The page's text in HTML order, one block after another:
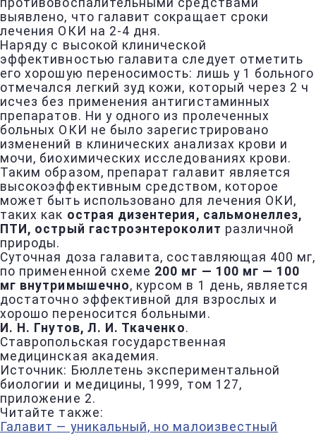
противовоспалительными средствами
выявлено, что галавит сокращает сроки
лечения ОКИ на 2-4 дня.
Наряду с высокой клинической
эффективностью галавита следует отметить
его хорошую переносимость: лишь у 1 больного
отмечался легкий зуд кожи, который через 2 ч
исчез без применения антигистаминных
препаратов. Ни у одного из пролеченных
больных ОКИ не было зарегистрировано
изменений в клинических анализах крови и
мочи, биохимических исследованиях крови.
Таким образом, препарат галавит является
высокоэффективным средством, которое
может быть использовано для лечения ОКИ,
таких как острая дизентерия, сальмонеллез,
ПТИ, острый гастроэнтероколит различной
природы.
Суточная доза галавита, составляющая 400 мг,
по примененной схеме 200 мг — 100 мг — 100
мг внутримышечно, курсом в 1 день, является
достаточно эффективной для взрослых и
хорошо переносится больными.
И. Н. Гнутов, Л. И. Ткаченко.
Ставропольская государственная
медицинская академия.
Источник: Бюллетень экспериментальной
биологии и медицины, 1999, том 127,
приложение 2.
Читайте также:
Галавит — уникальный, но малоизвестный